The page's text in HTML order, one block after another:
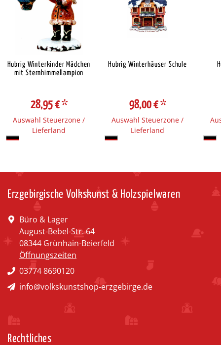
Hubrig Winterkinder Mädchen
mit Sternhimmellampion
28,95 €*
Auswahl Steuerzone /
Lieferland
Hubrig Winterhäuser Schule
98,00 €*
Auswahl Steuerzone /
Lieferland
Erzgebirgische Volkskunst & Holzspielwaren
Büro & Lager
August-Bebel-Str. 64
08344 Grünhain-Beierfeld
Öffnungszeiten
03774 8690120
info@volkskunstshop-erzgebirge.de
Rechtliches